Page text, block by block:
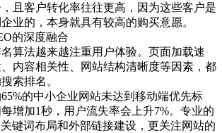
且客户转化率往往更高，因为这些客户是
业的，本身就具有较高的购买意愿。
的深度融合
算法越来越注重用户体验。页面加载速
内容相关性、网站结构清晰度等因素，都
索排名。
的中小企业网站未达到移动端优先标
增加1秒，用户流失率会上升7%。专业的
键词布局和外部链接建设，更关注网站的